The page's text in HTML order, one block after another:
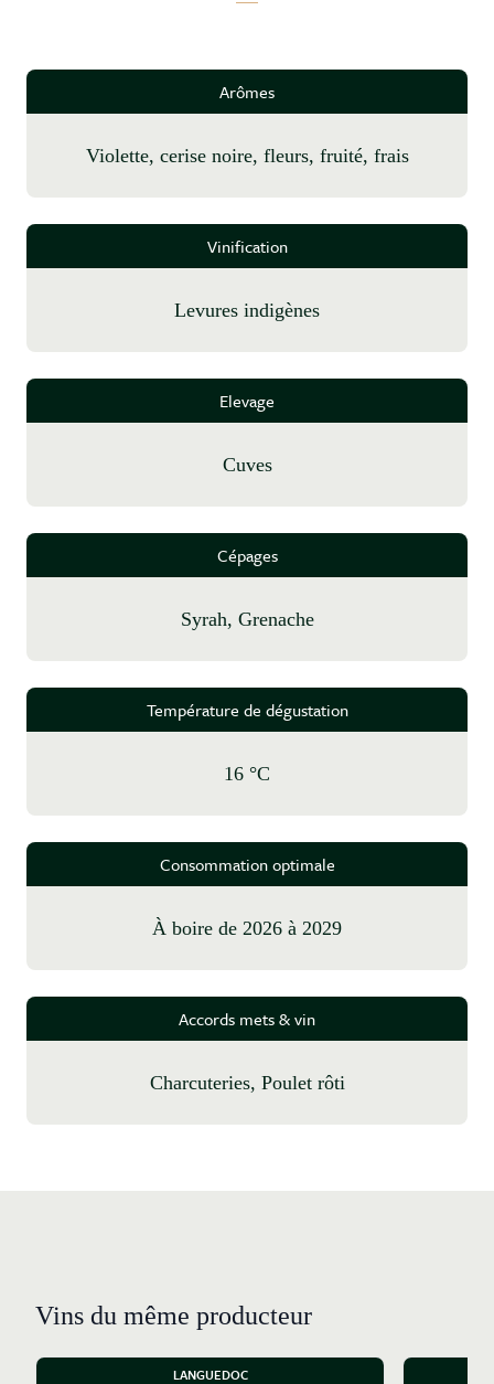
Arômes
violette, cerise noire, fleurs, fruité, frais
Vinification
Levures indigènes
Elevage
cuves
Cépages
Syrah, Grenache
Température de dégustation
16 °C
Consommation optimale
à boire de 2026 à 2029
Accords mets & vin
Charcuteries, Poulet rôti
Vins du même producteur
LANGUEDOC